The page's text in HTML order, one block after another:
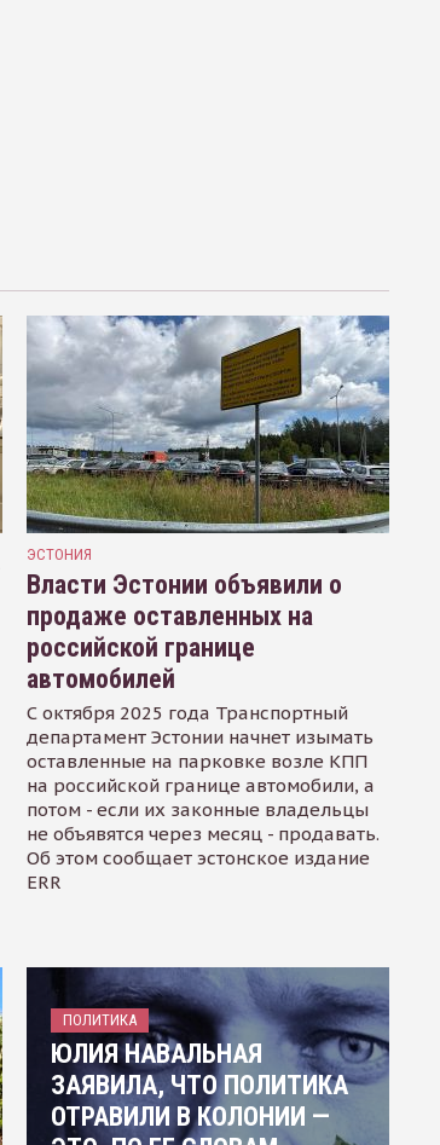
ЭСТОНИЯ
Власти Эстонии объявили о
продаже оставленных на
российской границе
автомобилей
С октября 2025 года Транспортный
департамент Эстонии начнет изымать
оставленные на парковке возле КПП
на российской границе автомобили, а
потом - если их законные владельцы
не объявятся через месяц - продавать.
Об этом сообщает эстонское издание
ERR
ПОЛИТИКА
ЮЛИЯ НАВАЛЬНАЯ
ЗАЯВИЛА, ЧТО ПОЛИТИКА
ОТРАВИЛИ В КОЛОНИИ —